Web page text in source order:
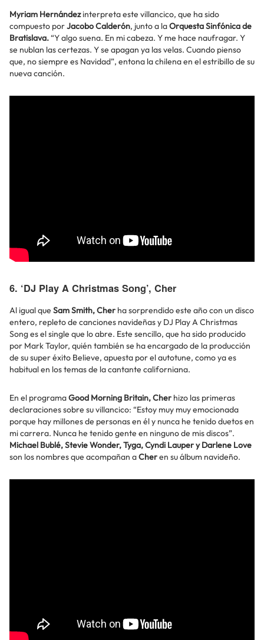
Myriam Hernándezinterpreta este villancico, que ha sido
compuesto porJacobo Calderón, junto a laOrquesta Sinfónica de
Bratislava.“Y algo suena. En mi cabeza. Y me hace naufragar. Y
se nublan las certezas. Y se apagan ya las velas. Cuando pienso
que, no siempre es Navidad”, entona la chilena en el estribillo de su
nueva canción.
6. ‘DJ Play A Christmas Song’, Cher
Al igual que Sam Smith, Cher ha sorprendido este año con un disco
entero, repleto de canciones navideñas y DJ Play A Christmas
Song es el single que lo abre. Este sencillo, que ha sido producido
por Mark Taylor, quién también se ha encargado de la producción
de su super éxito Believe, apuesta por el autotune, como ya es
habitual en los temas de la cantante californiana.
En el programaGood Morning Britain, Cher hizo las primeras
declaraciones sobre su villancico: “Estoy muy muy emocionada
porque hay millones de personas en él y nunca he tenido duetos en
mi carrera. Nunca he tenido gente en ninguno de mis discos”.
Michael Bublé, Stevie Wonder, Tyga, Cyndi Lauper y Darlene Love
son los nombres que acompañan aCheren su álbum navideño.